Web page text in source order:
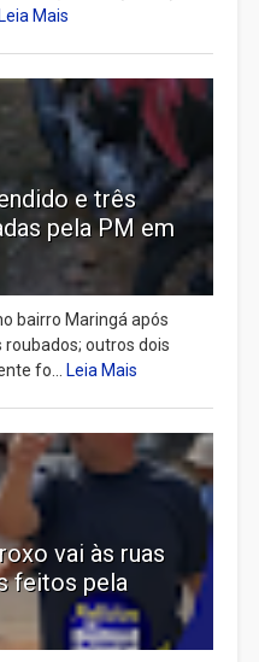
Leia Mais
e três
pela PM em
bairro Maringá após
outros dois
fo...
Leia Mais
vai às ruas
feitos pela